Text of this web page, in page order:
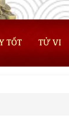
TỐT TỬ VI